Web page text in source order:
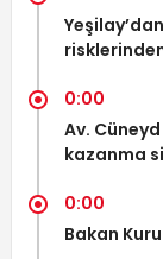
0:00
Av.
kazanma
0:00
Bakan